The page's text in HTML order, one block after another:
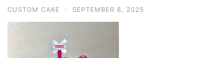
CUSTOM CAKE · SEPTEMBER 8, 2025